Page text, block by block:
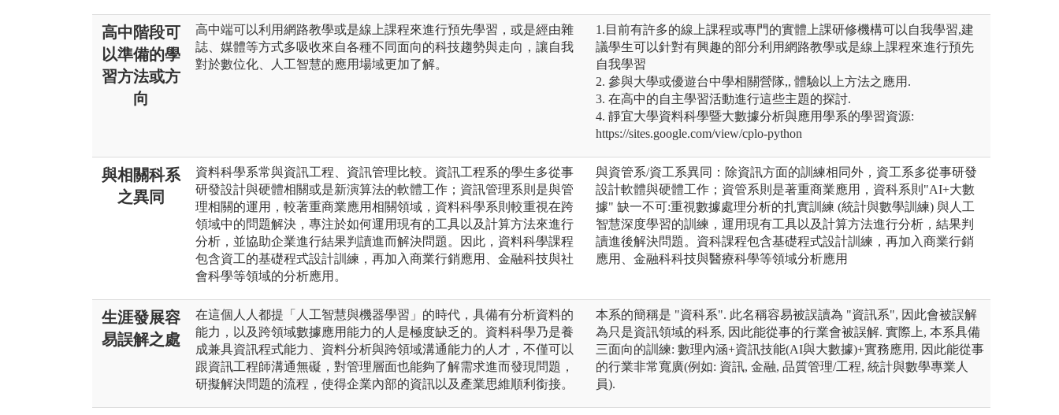
高中階段可
以準備的學
習方法或方
向
高中端可以利用網路教學或是線上課程來進行預先學習，或是經由雜
誌、媒體等方式多吸收來自各種不同面向的科技趨勢與走向，讓自我
對於數位化、人工智慧的應用場域更加了解。
1.目前有許多的線上課程或專門的實體上課研修機構可以自我學習,建
議學生可以針對有興趣的部分利用網路教學或是線上課程來進行預先
自我學習
2. 參與大學或優遊台中學相關營隊,, 體驗以上方法之應用.
3. 在高中的自主學習活動進行這些主題的探討.
4. 靜宜大學資料科學暨大數據分析與應用學系的學習資源:
https://sites.google.com/view/cplo-python
與相關科系
之異同
資料科學系常與資訊工程、資訊管理比較。資訊工程系的學生多從事
研發設計與硬體相關或是新演算法的軟體工作；資訊管理系則是與管
理相關的運用，較著重商業應用相關領域，資料科學系則較重視在跨
領域中的問題解決，專注於如何運用現有的工具以及計算方法來進行
分析，並協助企業進行結果判讀進而解決問題。因此，資料科學課程
包含資工的基礎程式設計訓練，再加入商業行銷應用、金融科技與社
會科學等領域的分析應用。
與資管系/資工系異同：除資訊方面的訓練相同外，資工系多從事研發
設計軟體與硬體工作；資管系則是著重商業應用，資科系則"AI+大數
據" 缺一不可:重視數據處理分析的扎實訓練 (統計與數學訓練) 與人工
智慧深度學習的訓練，運用現有工具以及計算方法進行分析，結果判
讀進後解決問題。資科課程包含基礎程式設計訓練，再加入商業行銷
應用、金融科科技與醫療科學等領域分析應用
生涯發展容
易誤解之處
在這個人人都提「人工智慧與機器學習」的時代，具備有分析資料的
能力，以及跨領域數據應用能力的人是極度缺乏的。資料科學乃是養
成兼具資訊程式能力、資料分析與跨領域溝通能力的人才，不僅可以
跟資訊工程師溝通無礙，對管理層面也能夠了解需求進而發現問題，
研擬解決問題的流程，使得企業內部的資訊以及產業思維順利銜接。
本系的簡稱是 "資科系". 此名稱容易被誤讀為 "資訊系", 因此會被誤解
為只是資訊領域的科系, 因此能從事的行業會被誤解. 實際上, 本系具備
三面向的訓練: 數理內涵+資訊技能(AI與大數據)+實務應用, 因此能從事
的行業非常寬廣(例如: 資訊, 金融, 品質管理/工程, 統計與數學專業人
員).